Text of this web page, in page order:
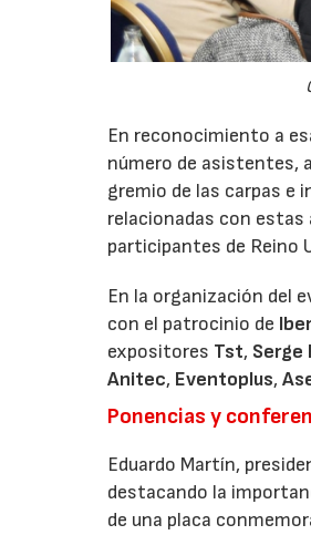
En reconocimiento a
número de asistentes,
gremio de las carpas e
relacionadas con
participantes de Reino
En la organización del
con el patrocinio de
expositores Tst, Serge
Anitec, Eventoplus,
Ponencias y
Eduardo Martín,
destacando la
de una placa